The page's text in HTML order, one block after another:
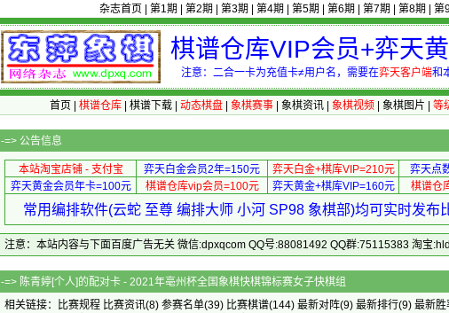
杂志首页 第1期 第2期 第3期 第4期 第5期 第6期 第7期 第8期 第
棋谱仓库VIP会员+弈天
注意：二合一卡为充值卡≠用户名，需要在弈天客户端和
首页 棋谱仓库| 棋谱下载| 动态棋盘| 象棋赛事| 象棋资讯| 象棋视频 象棋图片 等
-=> 公告信息
本站淘宝店铺 - 支付宝 弈天白金会员2年=150元 弈天白金+棋库VIP=210元 弈天点
弈天黄金会员年卡=100元
棋谱仓库vip会员=100元 弈天黄金+棋库VIP=160元 棋谱仓
常用编排软件(云蛇 至尊 编排大师 小河 SP98 象棋部)均可实时发布
注意：本站内容与下面百度广告无关 微信:dpxqcom QQ号:88081492 QQ群:75115383 淘宝
-=> 陈青婷[个人]的配对卡 - 2021年亳州杯全国象棋快棋锦标赛女
相关链接：
比赛规程 比赛资讯(8) 参赛名单(39) 比赛棋谱(144) 最新对阵(9) 最新排行(9) 最新胜